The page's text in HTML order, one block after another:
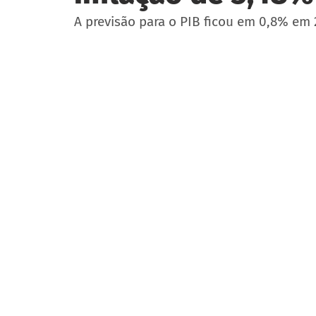
A previsão para o PIB ficou em 0,8% em